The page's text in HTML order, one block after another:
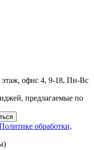
этаж, офис 4, 9-18, Пн-Вс
предлагаемые по
обработки,